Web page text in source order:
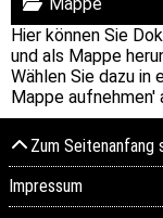
Hier können Sie
und als Mappe
Wählen Sie dazu in
Mappe aufnehmen'
Zum Seitenanfang
Impressum